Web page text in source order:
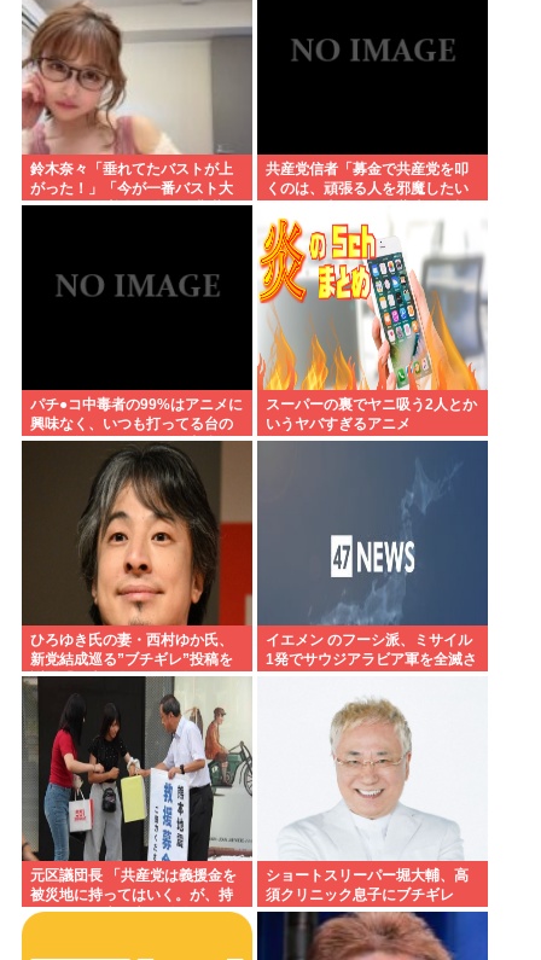
鈴木奈々「垂れてたバストが上
がった！」「今が一番バスト大
きい！」 下着姿を公開、豊満な
共産党信者「募金で共産党を叩
くのは、頑張る人を邪魔したい
のせい」
パチ●コ中毒者の99%はアニメに
興味なく、いつも打ってる台の
原作も知らないという不都合な
スーパーの裏でヤニ吸う2人とか
いうヤバすぎるアニメ
ひろゆき氏の妻・西村ゆか氏、
新党結成巡る”ブチギレ”投稿を
謝罪「配慮に欠けた行動でし
た」 夫婦で投稿
イエメン のフーシ派、ミサイル
1発でサウジアラビア軍を全滅さ
元区議団長 「共産党は義援金を
被災地に持ってはいく。が、持
って行った先で党の活動のため
ショートスリーパー堀大輔、高
須クリニック息子にブチギレ
www